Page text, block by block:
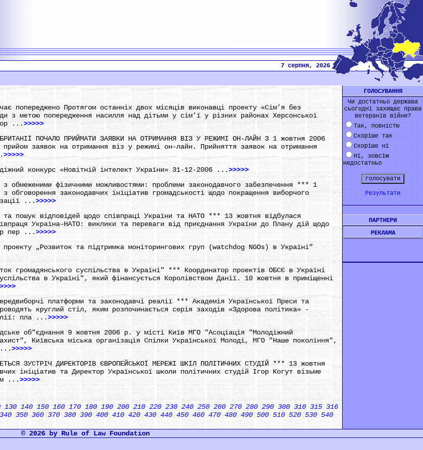
7 серпня, 2026
попереджено Протягом останніх двох місяців виконавці проекту «Сім’я без
з метою попередження насилля над дітьми у сім’ї у різних районах Херсонської
...>>>>>
ПОЧАЛО ПРИЙМАТИ ЗАЯВКИ НА ОТРИМАННЯ ВІЗ У РЕЖИМІ ОН-ЛАЙН З 1 жовтня 2006
прийом заявок на отримання віз у режимі он-лайн. Прийняття заявок на отримання
>>>>>
конкурс «Новітній інтелект України» 31-12-2006 ...>>>>>
з обмеженими фізичними можливостями: проблеми законодавчого забезпечення *** 1
обговорення законодавчих ініціатив громадськості щодо покращення виборчого
...>>>>>
та пошук відповідей щодо співпраці України та НАТО *** 13 жовтня відбулася
Україна–НАТО: виклики та переваги від приєднання України до Плану дій щодо
пер ...>>>>>
проекту „Розвиток та підтримка моніторингових груп (watchdog NGOs) в Україні”
громадянського суспільства в Україні" *** Координатор проектів ОБСЄ в Україні
в Україні", який фінансується Королівством Данії. 10 жовтня в приміщенні
платформи та законодавчі реалії *** Академія Української Преси та
круглий стіл, яким розпочинається серія заходів «Здорова політика» -
пла ...>>>>>
об"єднання 9 жовтня 2006 р. у місті Київ МГО "Асоціація "Молодіжний
Київська міська організація Спілки Української Молоді, МГО "Наше покоління",
...>>>>>
ЗУСТРІЧ ДИРЕКТОРІВ ЄВРОПЕЙСЬКОЇ МЕРЕЖІ ШКІЛ ПОЛІТИЧНИХ СТУДІЙ *** 13 жовтня
ініціатив та Директор Української школи політичних студій Ігор Когут візьме
м ...>>>>>
130 140 150 160 170 180 190 200 210 220 230 240 250 260 270 280 290 300 310 315 316
340 350 360 370 380 390 400 410 420 430 440 450 460 470 480 490 500 510 520 530 540
ГОЛОСУВАННЯ
Чи достатньо держава
сьогодні захищає права
ветеранів війни?
Так, повністю
Скоріше так
Скоріше ні
Ні, зовсім
недостатньо
Результати
ПАРТНЕРИ
РЕКЛАМА
© 2026 by Rule of Law Foundation